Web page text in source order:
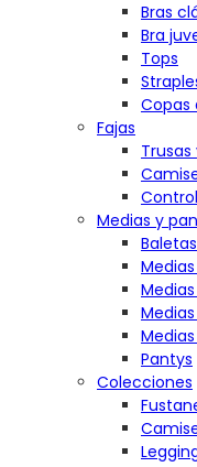
Bras
Bra
Tops
Copas
Fajas
Medias y
Pantys
Colecciones